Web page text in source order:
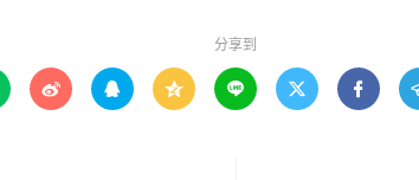
分享到
     